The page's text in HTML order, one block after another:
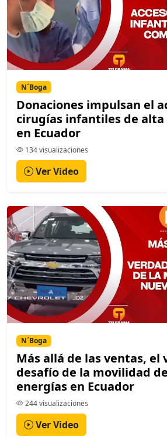
N´Boga
Donaciones impulsan el
cirugías infantiles de
en Ecuador
134 visualizaciones
Ver Video
N´Boga
Más allá de las ventas, el
desafío de la movilidad
energías en Ecuador
244 visualizaciones
Ver Video